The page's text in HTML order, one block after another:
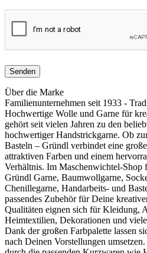
Über die Marke
Familienunternehmen seit 1933 -
Hochwertige Wolle und Garne für
gehört seit vielen Jahren zu den
hochwertiger Handstrickgarne. Ob
Basteln – Gründl verbindet eine
attraktiven Farben und einem
Verhältnis. Im Maschenwichtel-Shop
Gründl Garne, Baumwollgarne,
Chenillegarne, Handarbeits- und
passendes Zubehör für Deine
Qualitäten eignen sich für Kleidung,
Heimtextilien, Dekorationen und
Dank der großen Farbpalette lassen
nach Deinen Vorstellungen